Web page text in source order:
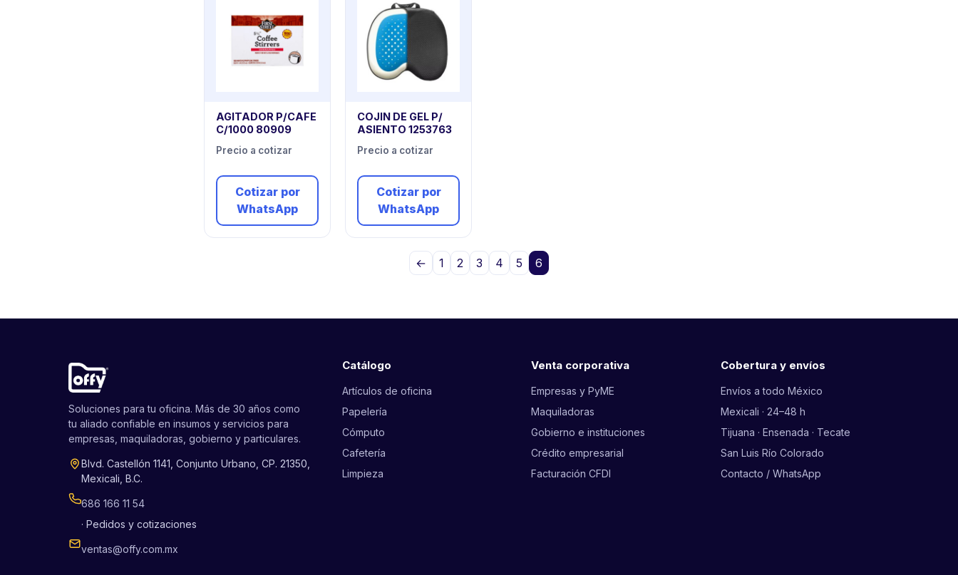
AGITADOR P/CAFE
C/1000 80909
Precio a cotizar
Cotizar por
WhatsApp
COJIN DE GEL P/
ASIENTO 1253763
Precio a cotizar
Cotizar por
WhatsApp
← 1 2 3 4 5 6
Soluciones para tu oficina. Más de 30 años como
tu aliado confiable en insumos y servicios para
empresas, maquiladoras, gobierno y particulares.
Blvd. Castellón 1141, Conjunto Urbano, CP. 21350,
Mexicali, B.C.
686 166 11 54
· Pedidos y cotizaciones
ventas@offy.com.mx
Catálogo
Artículos de oficina
Papelería
Cómputo
Cafetería
Limpieza
Venta corporativa
Empresas y PyME
Maquiladoras
Gobierno e instituciones
Crédito empresarial
Facturación CFDI
Cobertura y envíos
Envíos a todo México
Mexicali · 24–48 h
Tijuana · Ensenada · Tecate
San Luis Río Colorado
Contacto / WhatsApp